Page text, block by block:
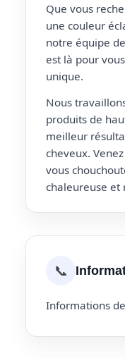
Que vous
une couleur
notre équipe
est là pour
unique.
Nous
produits de
meilleur
cheveux.
vous
chaleureuse et
📞
Informations